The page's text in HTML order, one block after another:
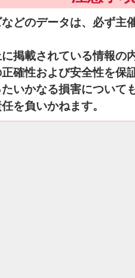
どのデータは、必ず主
掲載されている情報の
確性および安全性を保
いかなる損害について
を負いかねます。